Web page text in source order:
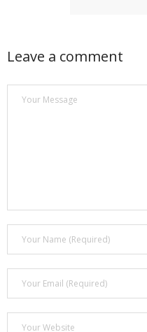
Leave a comment